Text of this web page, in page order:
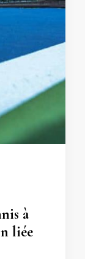
à
liée